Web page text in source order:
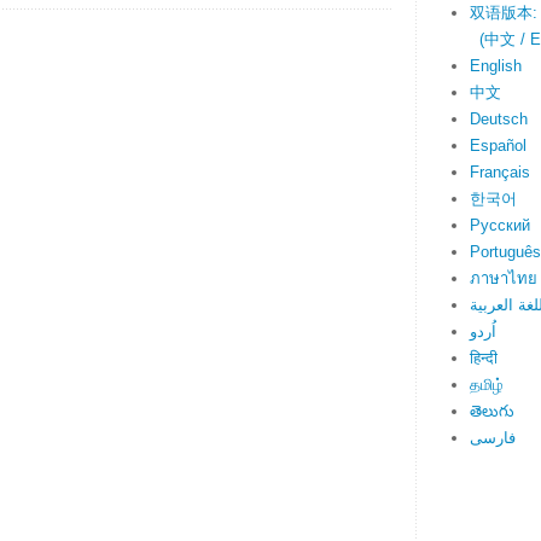
双语版本:
(中文 /
English
中文
Deutsch
Español
Français
한국어
Русский
Português
ภาษาไทย
العربية
اُردو
हिन्दी
தமிழ்
తెలుగు
فارسی